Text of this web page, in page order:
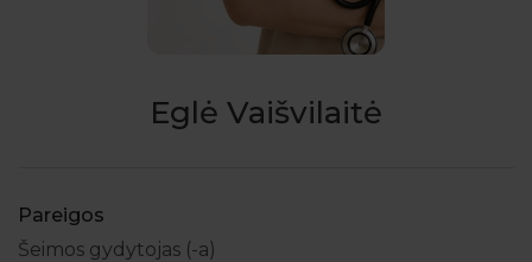
Eglė Vaišvilaitė
Pareigos
Šeimos gydytojas (-a)